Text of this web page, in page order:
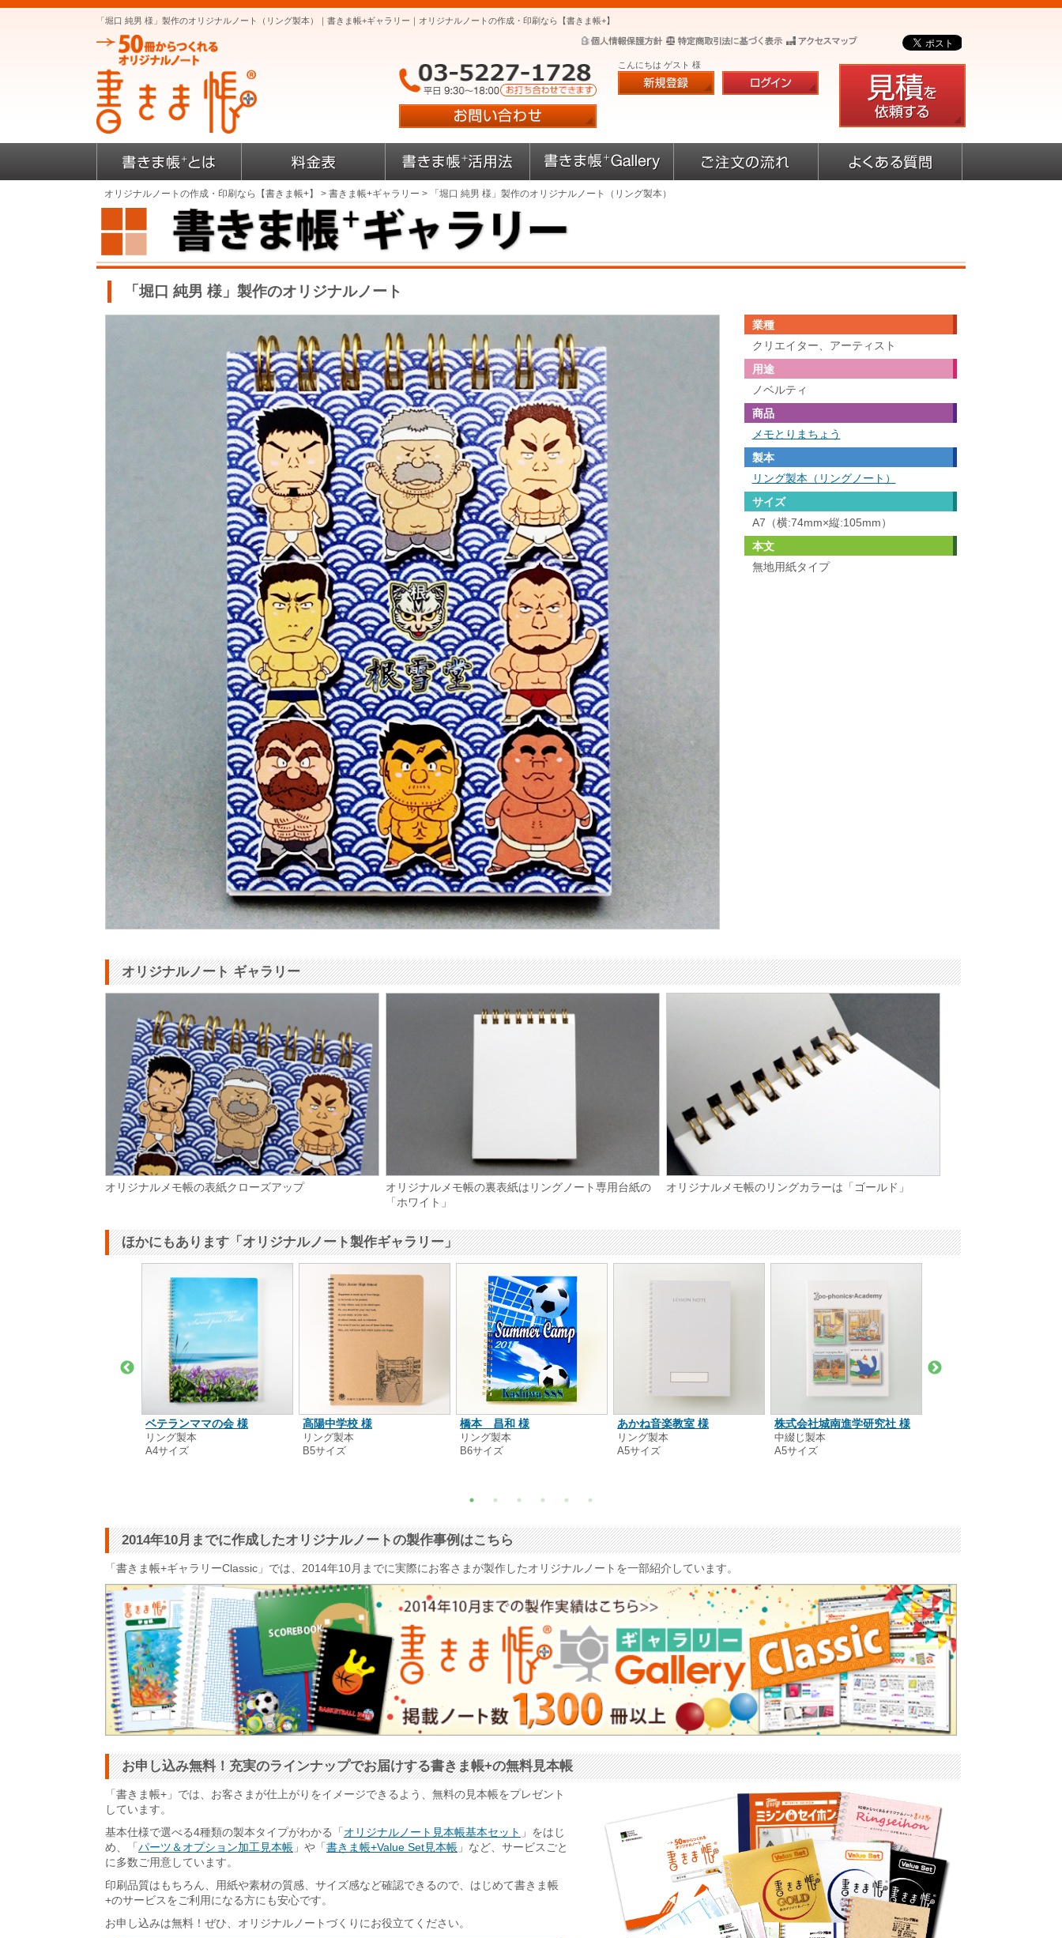
「堀口 純男 様」製作のオリジナルノート（リング製本）｜書きま帳+ギャラリー｜オリジナルノートの作成・印刷なら【書きま帳+】
こんにちは ゲスト 様
オリジナルノートの作成・印刷なら【書きま帳+】 > 書きま帳+ギャラリー > 「堀口 純男 様」製作のオリジナルノート（リング製本）
「堀口 純男 様」製作のオリジナルノート
業種
クリエイター、アーティスト
用途
ノベルティ
商品
メモとりまちょう
製本
リング製本（リングノート）
サイズ
A7（横:74mm×縦:105mm）
本文
無地用紙タイプ
オリジナルノート ギャラリー
オリジナルメモ帳の表紙クローズアップ
オリジナルメモ帳の裏表紙はリングノート専用台紙の
「ホワイト」
オリジナルメモ帳のリングカラーは「ゴールド」
ほかにもあります「オリジナルノート製作ギャラリー」
ベテランママの会 様
リング製本
A4サイズ
高陽中学校 様
リング製本
B5サイズ
橋本 昌和 様
リング製本
B6サイズ
あかね音楽教室 様
リング製本
A5サイズ
株式会社城南進学研究社 様
中綴じ製本
A5サイズ
2014年10月までに作成したオリジナルノートの製作事例はこちら
「書きま帳+ギャラリーClassic」では、2014年10月までに実際にお客さまが製作したオリジナルノートを一部紹介しています。
お申し込み無料！充実のラインナップでお届けする書きま帳+の無料見本帳
「書きま帳+」では、お客さまが仕上がりをイメージできるよう、無料の見本帳をプレゼント
しています。
基本仕様で選べる4種類の製本タイプがわかる「 オリジナルノート見本帳基本セット 」をはじ
め、「 パーツ＆オプション加工見本帳 」や「 書きま帳+Value Set見本帳 」など、サービスごと
に多数ご用意しています。
印刷品質はもちろん、用紙や素材の質感、サイズ感など確認できるので、はじめて書きま帳
+のサービスをご利用になる方にも安心です。
お申し込みは無料！ぜひ、オリジナルノートづくりにお役立てください。